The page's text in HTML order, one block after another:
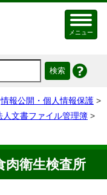
メニュー
情報公開・個人情報保護 >
文書ファイル管理簿 >
肉衛生検査所